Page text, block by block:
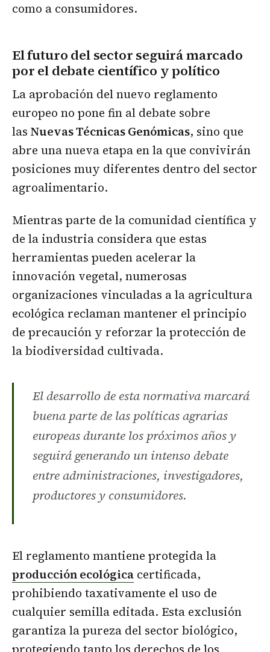
como a consumidores.
El futuro del sector seguirá marcado
por el debate científico y político
La aprobación del nuevo reglamento
europeo no pone fin al debate sobre
las Nuevas Técnicas Genómicas, sino que
abre una nueva etapa en la que convivirán
posiciones muy diferentes dentro del sector
agroalimentario.
Mientras parte de la comunidad científica y
de la industria considera que estas
herramientas pueden acelerar la
innovación vegetal, numerosas
organizaciones vinculadas a la agricultura
ecológica reclaman mantener el principio
de precaución y reforzar la protección de
la biodiversidad cultivada.
El desarrollo de esta normativa marcará
buena parte de las políticas agrarias
europeas durante los próximos años y
seguirá generando un intenso debate
entre administraciones, investigadores,
productores y consumidores.
El reglamento mantiene protegida la
producción ecológica certificada,
prohibiendo taxativamente el uso de
cualquier semilla editada. Esta exclusión
garantiza la pureza del sector biológico,